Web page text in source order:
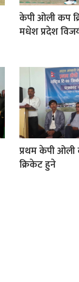
केपी ओली कप
मधेश प्रदेश
प्रथम केपी ओली
क्रिकेट हुने